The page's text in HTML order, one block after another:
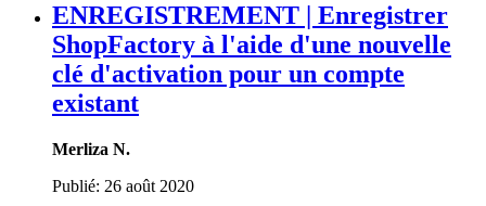
ENREGISTREMENT | Enregistrer
ShopFactory à l'aide d'une nouvelle
clé d'activation pour un compte
existant
Merliza N.
Publié: 26 août 2020